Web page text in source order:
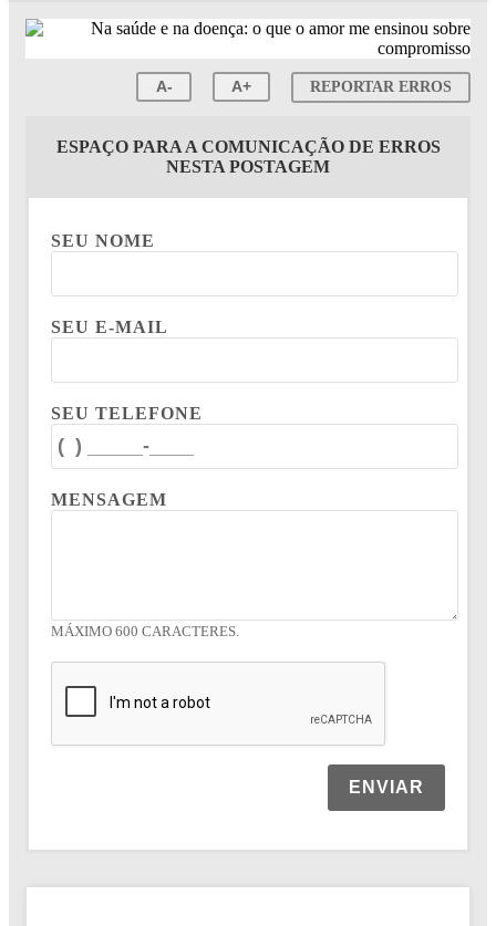
A- A+ REPORTAR ERROS
ESPAÇO PARA A COMUNICAÇÃO DE ERROS
NESTA POSTAGEM
SEU NOME
SEU E-MAIL
SEU TELEFONE
MENSAGEM
MÁXIMO 600 CARACTERES.
ENVIAR